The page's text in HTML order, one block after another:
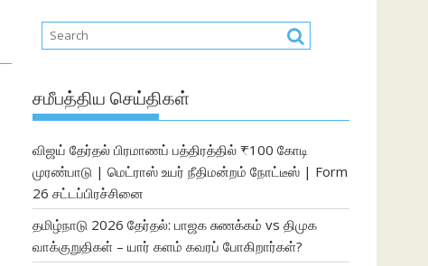
சமீபத்திய செய்திகள்
விஜய் தேர்தல் பிரமாணப் பத்திரத்தில் ₹100 கோடி
முரண்பாடு | மெட்ராஸ் உயர் நீதிமன்றம் நோட்டீஸ் | Form
26 சட்டப்பிரச்சினை
தமிழ்நாடு 2026 தேர்தல்: பாஜக சுணக்கம் vs திமுக
வாக்குறுதிகள் – யார் களம் கவரப் போகிறார்கள்?